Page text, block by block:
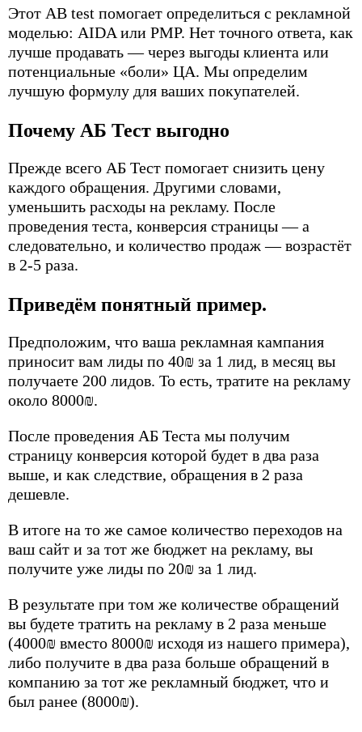
Этот AB test помогает определиться с рекламной
моделью: AIDA или PMP. Нет точного ответа, как
лучше продавать — через выгоды клиента или
потенциальные «боли» ЦА. Мы определим
лучшую формулу для ваших покупателей.
Почему АБ Тест выгодно
Прежде всего АБ Тест помогает снизить цену
каждого обращения. Другими словами,
уменьшить расходы на рекламу. После
проведения теста, конверсия страницы — а
следовательно, и количество продаж — возрастёт
в 2-5 раза.
Приведём понятный пример.
Предположим, что ваша рекламная кампания
приносит вам лиды по 40₪ за 1 лид, в месяц вы
получаете 200 лидов. То есть, тратите на рекламу
около 8000₪.
После проведения АБ Теста мы получим
страницу конверсия которой будет в два раза
выше, и как следствие, обращения в 2 раза
дешевле.
В итоге на то же самое количество переходов на
ваш сайт и за тот же бюджет на рекламу, вы
получите уже лиды по 20₪ за 1 лид.
В результате при том же количестве обращений
вы будете тратить на рекламу в 2 раза меньше
(4000₪ вместо 8000₪ исходя из нашего примера),
либо получите в два раза больше обращений в
компанию за тот же рекламный бюджет, что и
был ранее (8000₪).